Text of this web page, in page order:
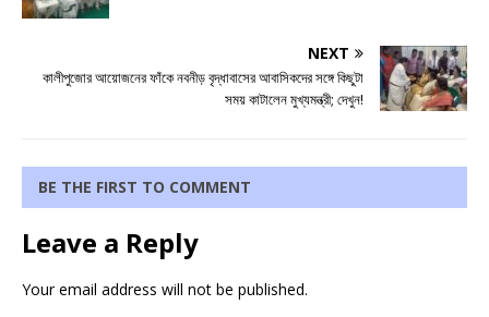
NEXT
কালীপুজোর আয়োজনের ফাঁকে নবনীড় বৃদ্ধাবাসের আবাসিকদের সঙ্গে কিছুটা
সময় কাটালেন মুখ্যমন্ত্রী; দেখুন!
BE THE FIRST TO COMMENT
Leave a Reply
Your email address will not be published.